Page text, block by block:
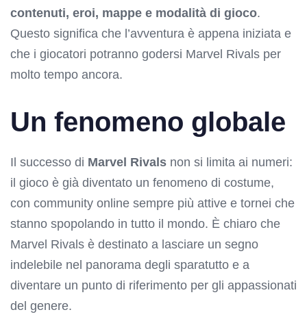
contenuti, eroi, mappe e modalità di gioco.
Questo significa che l’avventura è appena iniziata e
che i giocatori potranno godersi Marvel Rivals per
molto tempo ancora.
Un fenomeno globale
Il successo di Marvel Rivals non si limita ai numeri:
il gioco è già diventato un fenomeno di costume,
con community online sempre più attive e tornei che
stanno spopolando in tutto il mondo. È chiaro che
Marvel Rivals è destinato a lasciare un segno
indelebile nel panorama degli sparatutto e a
diventare un punto di riferimento per gli appassionati
del genere.